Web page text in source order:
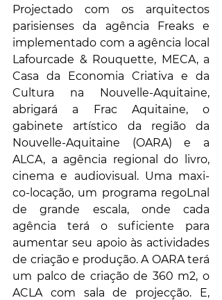
Projectado com os arquitectos
parisienses da agência Freaks e
implementado com a agência local
Lafourcade & Rouquette, MECA, a
Casa da Economia Criativa e da
Cultura na Nouvelle-Aquitaine,
abrigará a Frac Aquitaine, o
gabinete artístico da região da
Nouvelle-Aquitaine (OARA) e a
ALCA, a agência regional do livro,
cinema e audiovisual. Uma maxi-
co-locação, um programa regoLnal
de grande escala, onde cada
agência terá o suficiente para
aumentar seu apoio às actividades
de criação e produção. A OARA terá
um palco de criação de 360 ​​m2, o
ACLA com sala de projecção. E,